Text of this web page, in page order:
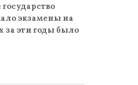
экзамены на
за эти годы было